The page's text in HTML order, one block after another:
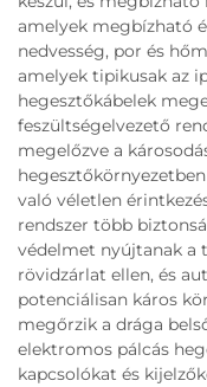
amelyek megbízható
nedvesség, por és
amelyek tipikusak az
hegesztőkábelek
feszültségelvezető
megelőzve a
való véletlen
rendszer több
védelmet nyújtanak a
rövidzárlat ellen, és
potenciálisan káros
megőrzik a drága
elektromos pálcás
kapcsolókat és